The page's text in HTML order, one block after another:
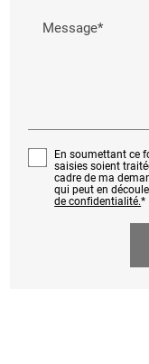
Message*
En soumettant ce
saisies soient
cadre de ma
qui peut en
de confidentialité.*